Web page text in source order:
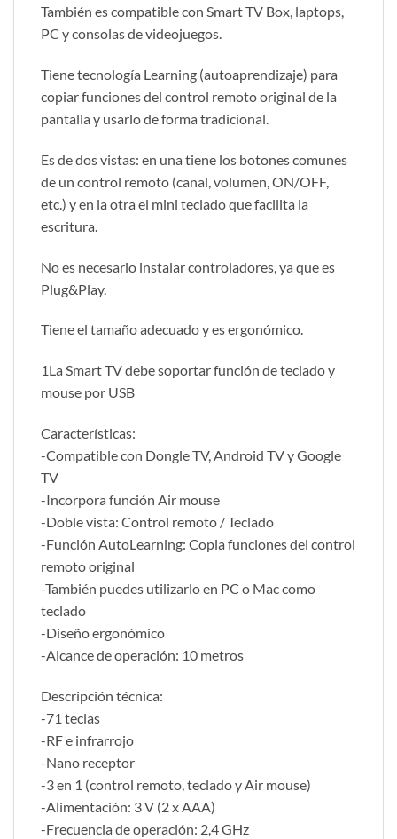
También es compatible con Smart TV Box, laptops,
PC y consolas de videojuegos.
Tiene tecnología Learning (autoaprendizaje) para
copiar funciones del control remoto original de la
pantalla y usarlo de forma tradicional.
Es de dos vistas: en una tiene los botones comunes
de un control remoto (canal, volumen, ON/OFF,
etc.) y en la otra el mini teclado que facilita la
escritura.
No es necesario instalar controladores, ya que es
Plug&Play.
Tiene el tamaño adecuado y es ergonómico.
1La Smart TV debe soportar función de teclado y
mouse por USB
Características:
-Compatible con Dongle TV, Android TV y Google
TV
-Incorpora función Air mouse
-Doble vista: Control remoto / Teclado
-Función AutoLearning: Copia funciones del control
remoto original
-También puedes utilizarlo en PC o Mac como
teclado
-Diseño ergonómico
-Alcance de operación: 10 metros
Descripción técnica:
-71 teclas
-RF e infrarrojo
-Nano receptor
-3 en 1 (control remoto, teclado y Air mouse)
-Alimentación: 3 V (2 x AAA)
-Frecuencia de operación: 2,4 GHz